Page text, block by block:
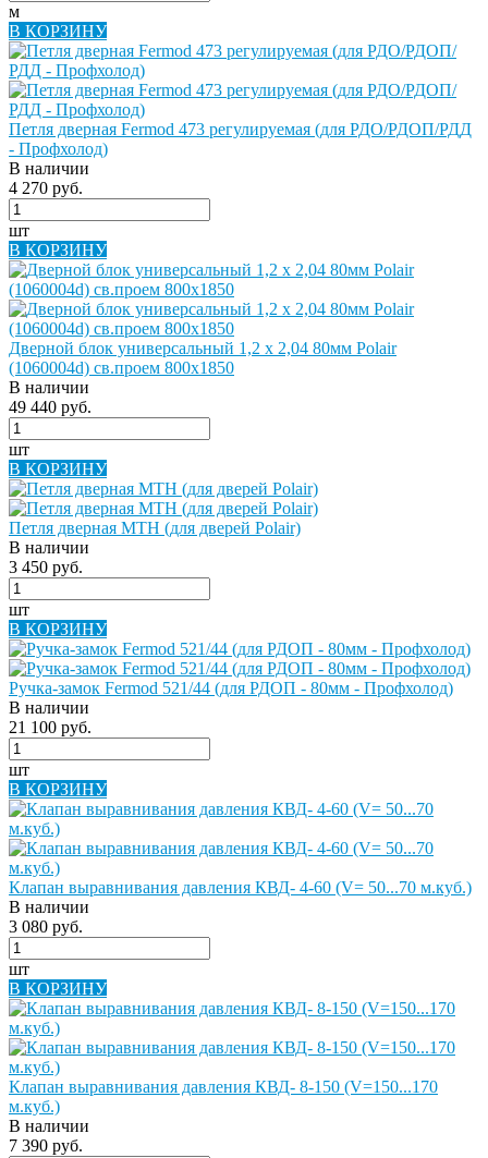
м
В КОРЗИНУ
Петля дверная Fermod 473 регулируемая (для РДО/РДОП/РДД
- Профхолод)
В наличии
4 270 руб.
шт
В КОРЗИНУ
Дверной блок универсальный 1,2 х 2,04 80мм Polair
(1060004d) св.проем 800х1850
В наличии
49 440 руб.
шт
В КОРЗИНУ
Петля дверная MTH (для дверей Polair)
В наличии
3 450 руб.
шт
В КОРЗИНУ
Ручка-замок Fermod 521/44 (для РДОП - 80мм - Профхолод)
В наличии
21 100 руб.
шт
В КОРЗИНУ
Клапан выравнивания давления КВД- 4-60 (V= 50...70 м.куб.)
В наличии
3 080 руб.
шт
В КОРЗИНУ
Клапан выравнивания давления КВД- 8-150 (V=150...170
м.куб.)
В наличии
7 390 руб.